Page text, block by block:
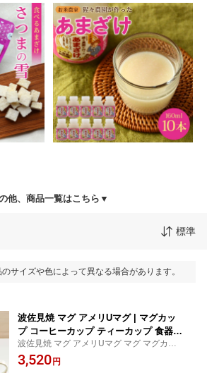
他、商品一覧はこちら▼
標準
サイズや色によって異なる場合があります。
波佐見焼 マグ アメリUマグ | マグカッ
プ コーヒーカップ ティーカップ 食器
西海陶器 結婚祝い 引っ越し祝い ギフト
プレゼント お誕生日 引越し祝い 大人可
波佐見焼 マグ アメリUマグ マグ マグカッ
プ コーヒーカップ ティーカップ 食器 西海
陶器 結婚祝い 引っ越し祝い ギフト プレゼ
3,520 円